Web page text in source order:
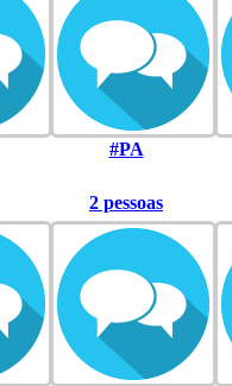
#PA
2 pessoas